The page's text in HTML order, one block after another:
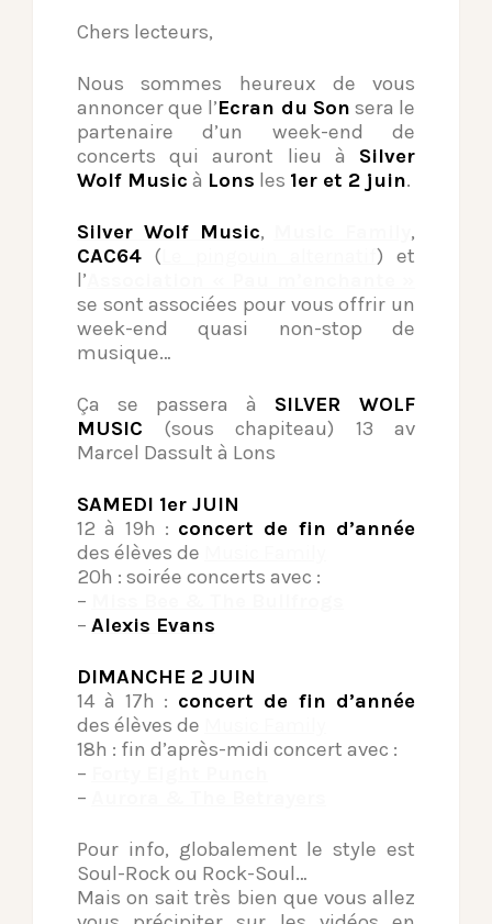
Chers lecteurs,
Nous sommes heureux de vous
annoncer que l’Ecran du Son sera le
partenaire d’un week-end de
concerts qui auront lieu à Silver
Wolf Music à Lons les 1er et 2 juin.
Silver Wolf Music,
,
CAC64 (
) et
l’
se sont associées pour vous offrir un
week-end quasi non-stop de
musique…
Ça se passera à SILVER WOLF
MUSIC (sous chapiteau) 13 av
Marcel Dassult à Lons
SAMEDI 1er JUIN
12 à 19h : concert de fin d’année
des élèves de
20h : soirée concerts avec :
–
– Alexis Evans
DIMANCHE 2 JUIN
14 à 17h : concert de fin d’année
des élèves de
18h : fin d’après-midi concert avec :
–
–
Pour info, globalement le style est
Soul-Rock ou Rock-Soul…
Mais on sait très bien que vous allez